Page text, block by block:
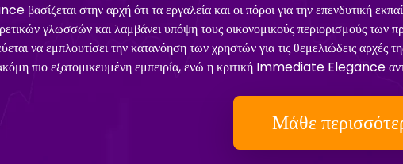
στην αρχή ότι τα εργαλεία και οι πόροι για την επενδυτική
γλωσσών και λαμβάνει υπόψη τους οικονομικούς περιορισμούς των
να εμπλουτίσει την κατανόηση των χρηστών για τις θεμελιώδεις
πιο εξατομικευμένη εμπειρία, ενώ η κριτική Immediate Elegance
Μάθε